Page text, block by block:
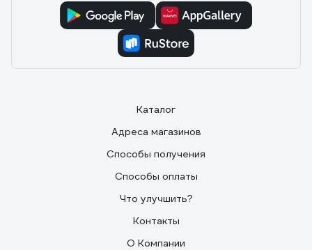
Каталог
Адреса магазинов
Способы получения
Способы оплаты
Что улучшить?
Контакты
О Компании